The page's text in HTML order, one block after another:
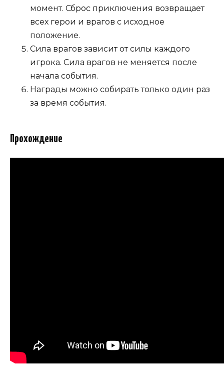
момент. Сброс приключения возвращает
всех герои и врагов с исходное
положение.
Сила врагов зависит от силы каждого
игрока. Сила врагов не меняется после
начала события.
Награды можно собирать только один раз
за время события.
Прохождение